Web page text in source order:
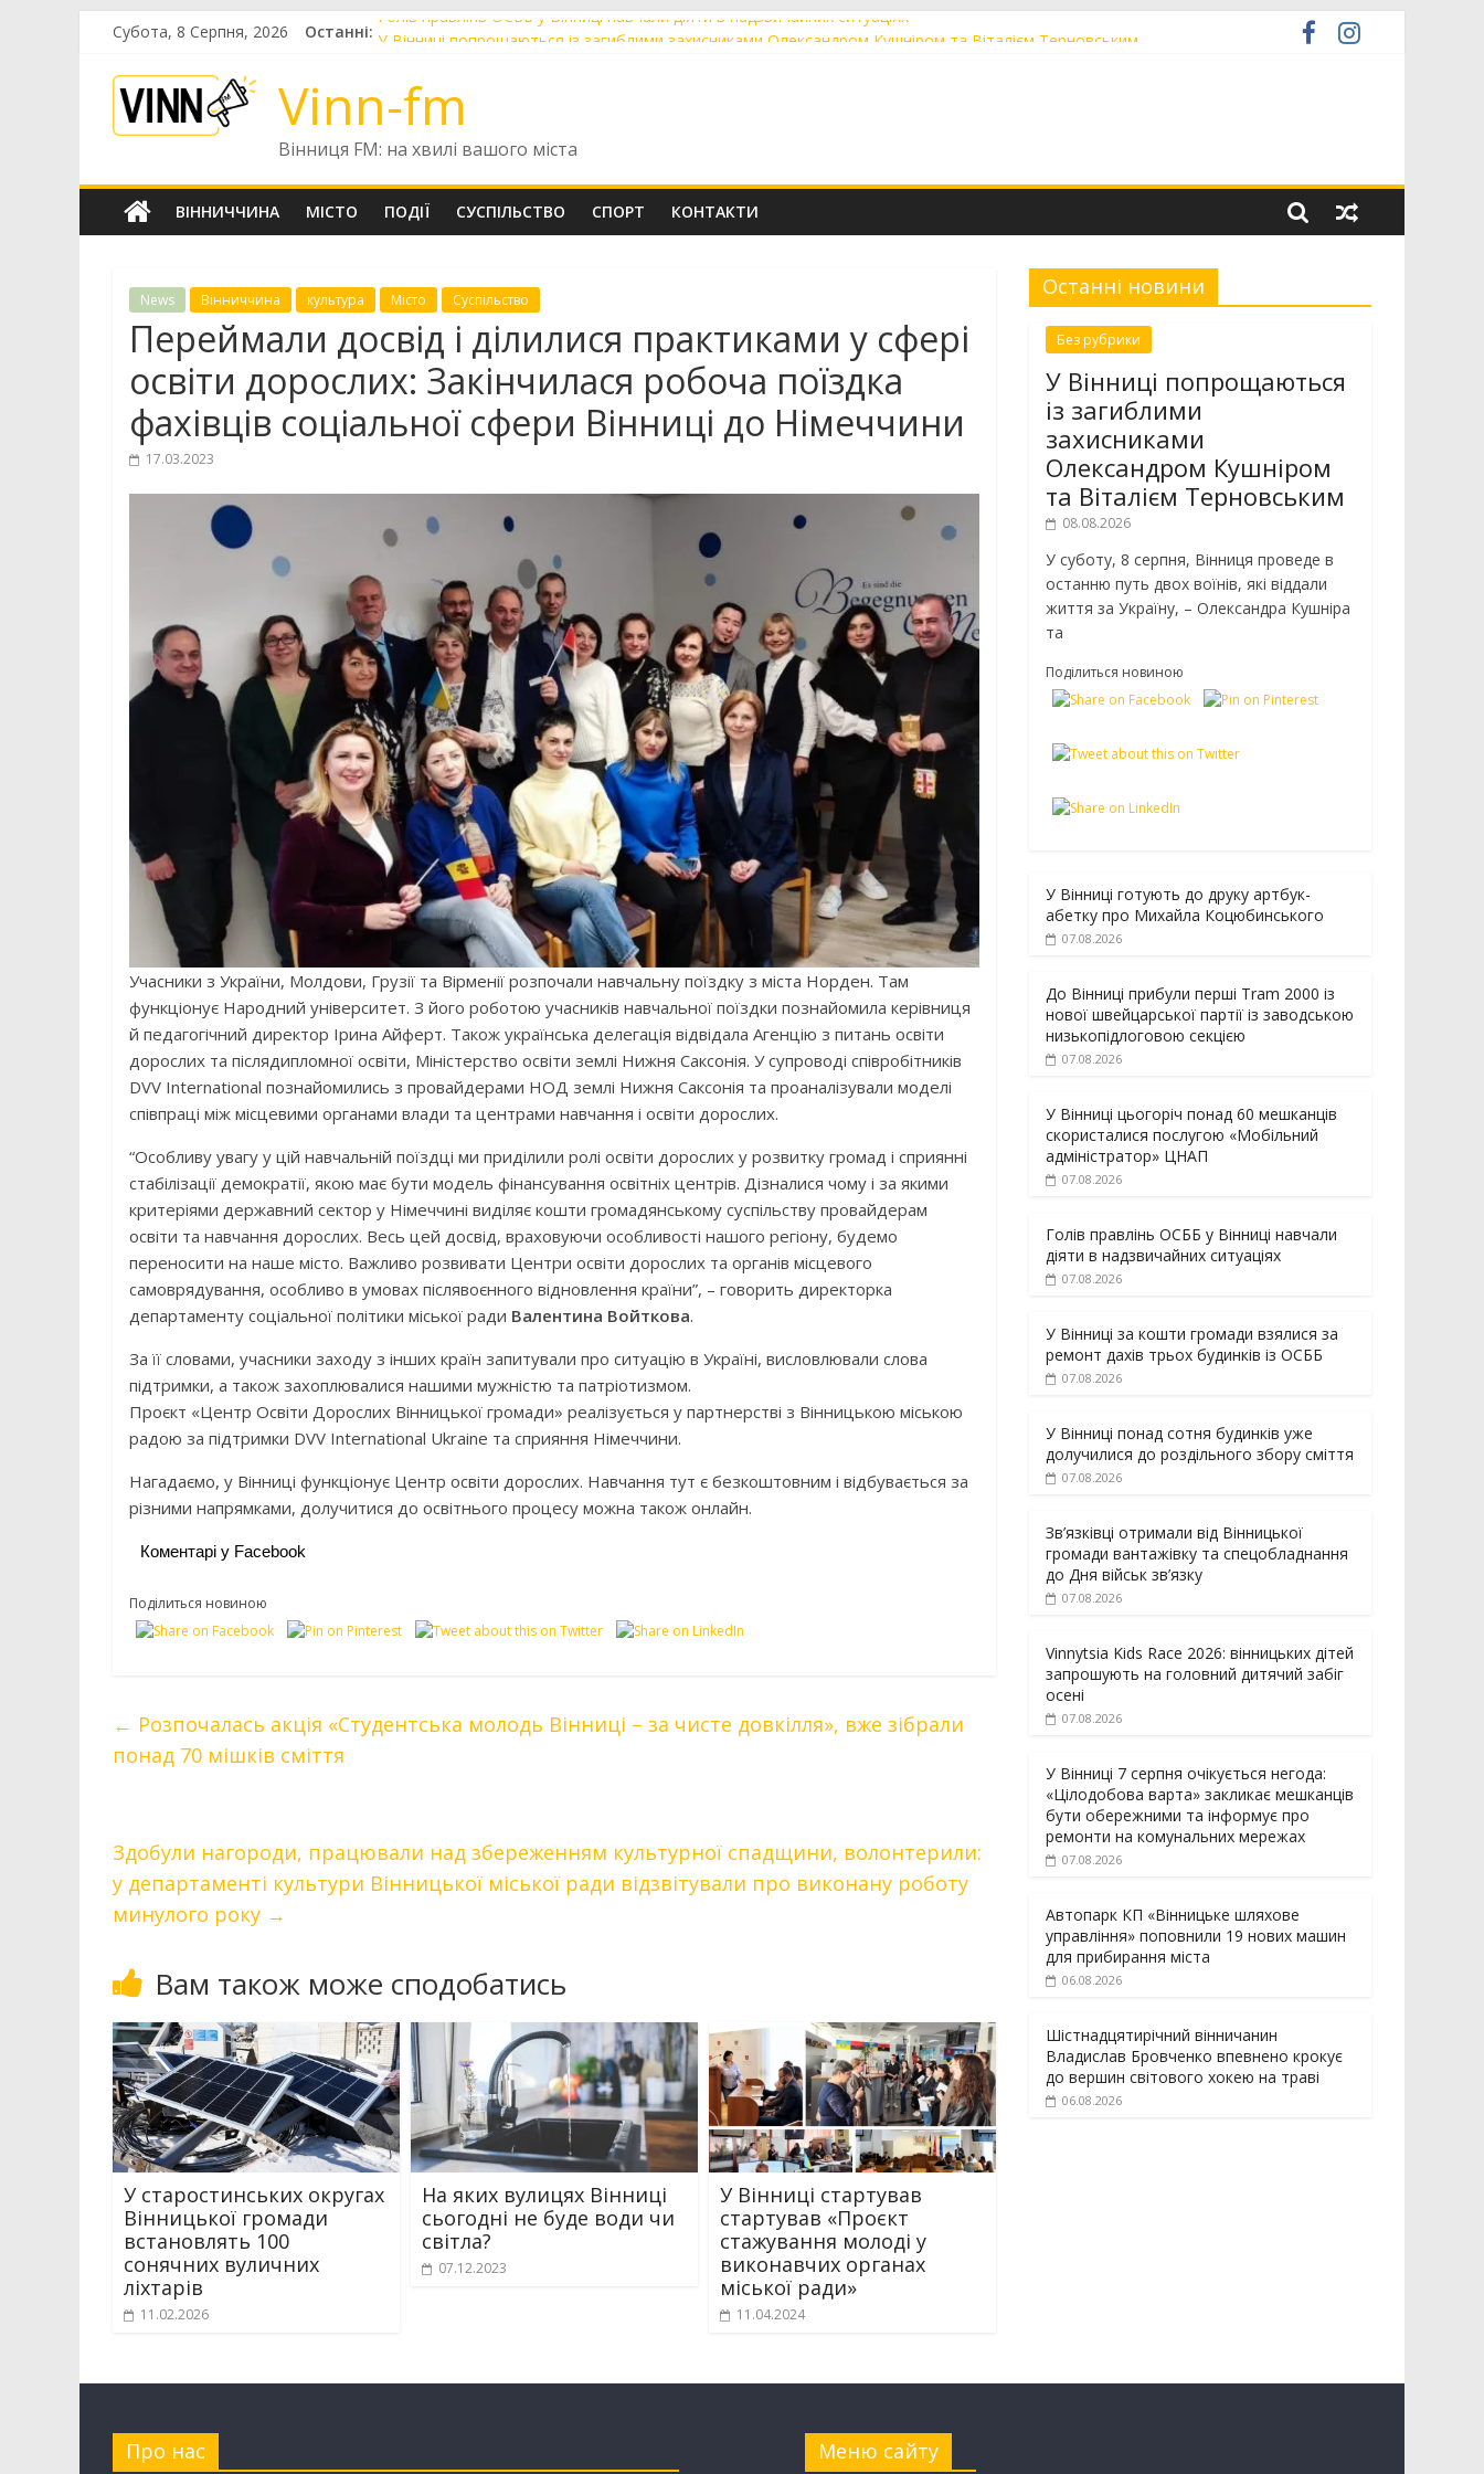
content
Субота, 8 Серпня, 2026 Останні: Голів правлінь ОСББ у Вінниці навчали діяти в надзвичайних ситуаціях
До Вінниці прибули перші Tram 2000 із нової швейцарської партії із заводською низькопідлоговою секцією
У Вінниці цьогоріч понад 60 мешканців скористалися послугою «Мобільний адміністратор» ЦНАП
Vinn-fm
Вінниця FM: на хвилі вашого міста
ВІННИЧЧИНА МІСТО ПОДІЇ СУСПІЛЬСТВО СПОРТ КОНТАКТИ
News Вінниччина культура Місто Суспільство
Переймали досвід і ділилися практиками у сфері
освіти дорослих: Закінчилася робоча поїздка
фахівців соціальної сфери Вінниці до Німеччини
17.03.2023
Учасники з України, Молдови, Грузії та Вірменії розпочали навчальну поїздку з міста Норден. Там
функціонує Народний університет. З його роботою учасників навчальної поїздки познайомила керівниця
й педагогічний директор Ірина Айферт. Також українська делегація відвідала Агенцію з питань освіти
дорослих та післядипломної освіти, Міністерство освіти землі Нижня Саксонія. У супроводі співробітників
DVV International познайомились з провайдерами НОД землі Нижня Саксонія та проаналізували моделі
співпраці між місцевими органами влади та центрами навчання і освіти дорослих.
“Особливу увагу у цій навчальній поїздці ми приділили ролі освіти дорослих у розвитку громад і сприянні
стабілізації демократії, якою має бути модель фінансування освітніх центрів. Дізналися чому і за якими
критеріями державний сектор у Німеччині виділяє кошти громадянському суспільству провайдерам
освіти та навчання дорослих. Весь цей досвід, враховуючи особливості нашого регіону, будемо
переносити на наше місто. Важливо розвивати Центри освіти дорослих та органів місцевого
самоврядування, особливо в умовах післявоєнного відновлення країни”, – говорить директорка
департаменту соціальної політики міської ради Валентина Войткова.
За її словами, учасники заходу з інших країн запитували про ситуацію в Україні, висловлювали слова
підтримки, а також захоплювалися нашими мужністю та патріотизмом.
Проєкт «Центр Освіти Дорослих Вінницької громади» реалізується у партнерстві з Вінницькою міською
радою за підтримки DVV International Ukraine та сприяння Німеччини.
Нагадаємо, у Вінниці функціонує Центр освіти дорослих. Навчання тут є безкоштовним і відбувається за
різними напрямками, долучитися до освітнього процесу можна також онлайн.
Коментарі у Facebook
Поділиться новиною
← Розпочалась акція «Студентська молодь Вінниці – за чисте довкілля», вже зібрали
понад 70 мішків сміття
Здобули нагороди, працювали над збереженням культурної спадщини, волонтерили:
у департаменті культури Вінницької міської ради відзвітували про виконану роботу
минулого року →
Вам також може сподобатись
У старостинських округах
Вінницької громади
встановлять 100
сонячних вуличних
ліхтарів
11.02.2026
На яких вулицях Вінниці
сьогодні не буде води чи
світла?
07.12.2023
У Вінниці стартував
стартував «Проєкт
стажування молоді у
виконавчих органах
міської ради»
11.04.2024
Останні новини
Без рубрики
У Вінниці попрощаються
із загиблими
захисниками
Олександром Кушніром
та Віталієм Терновським
08.08.2026
У суботу, 8 серпня, Вінниця проведе в
останню путь двох воїнів, які віддали
життя за Україну, – Олександра Кушніра
та
Поділиться новиною
У Вінниці готують до друку артбук-
абетку про Михайла Коцюбинського
07.08.2026
До Вінниці прибули перші Tram 2000 із
нової швейцарської партії із заводською
низькопідлоговою секцією
07.08.2026
У Вінниці цьогоріч понад 60 мешканців
скористалися послугою «Мобільний
адміністратор» ЦНАП
07.08.2026
Голів правлінь ОСББ у Вінниці навчали
діяти в надзвичайних ситуаціях
07.08.2026
У Вінниці за кошти громади взялися за
ремонт дахів трьох будинків із ОСББ
07.08.2026
У Вінниці понад сотня будинків уже
долучилися до роздільного збору сміття
07.08.2026
Зв’язківці отримали від Вінницької
громади вантажівку та спецобладнання
до Дня військ зв’язку
07.08.2026
Vinnytsia Kids Race 2026: вінницьких дітей
запрошують на головний дитячий забіг
осені
07.08.2026
У Вінниці 7 серпня очікується негода:
«Цілодобова варта» закликає мешканців
бути обережними та інформує про
ремонти на комунальних мережах
07.08.2026
Автопарк КП «Вінницьке шляхове
управління» поповнили 19 нових машин
для прибирання міста
06.08.2026
Шістнадцятирічний вінничанин
Владислав Бровченко впевнено крокує
до вершин світового хокею на траві
06.08.2026
Про нас Меню сайту